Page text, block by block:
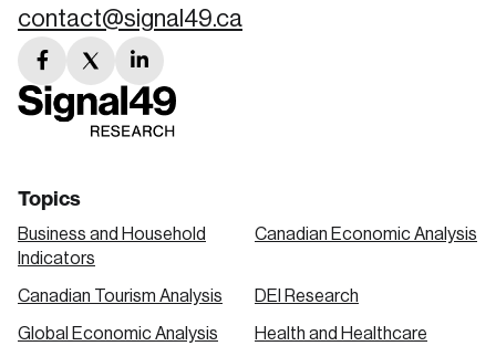
contact@signal49.ca
facebook
link
twitter
link
linkedin
link
Topics
Business and Household
Indicators
Canadian Economic Analysis
Canadian Tourism Analysis DEI Research
Global Economic Analysis Health and Healthcare